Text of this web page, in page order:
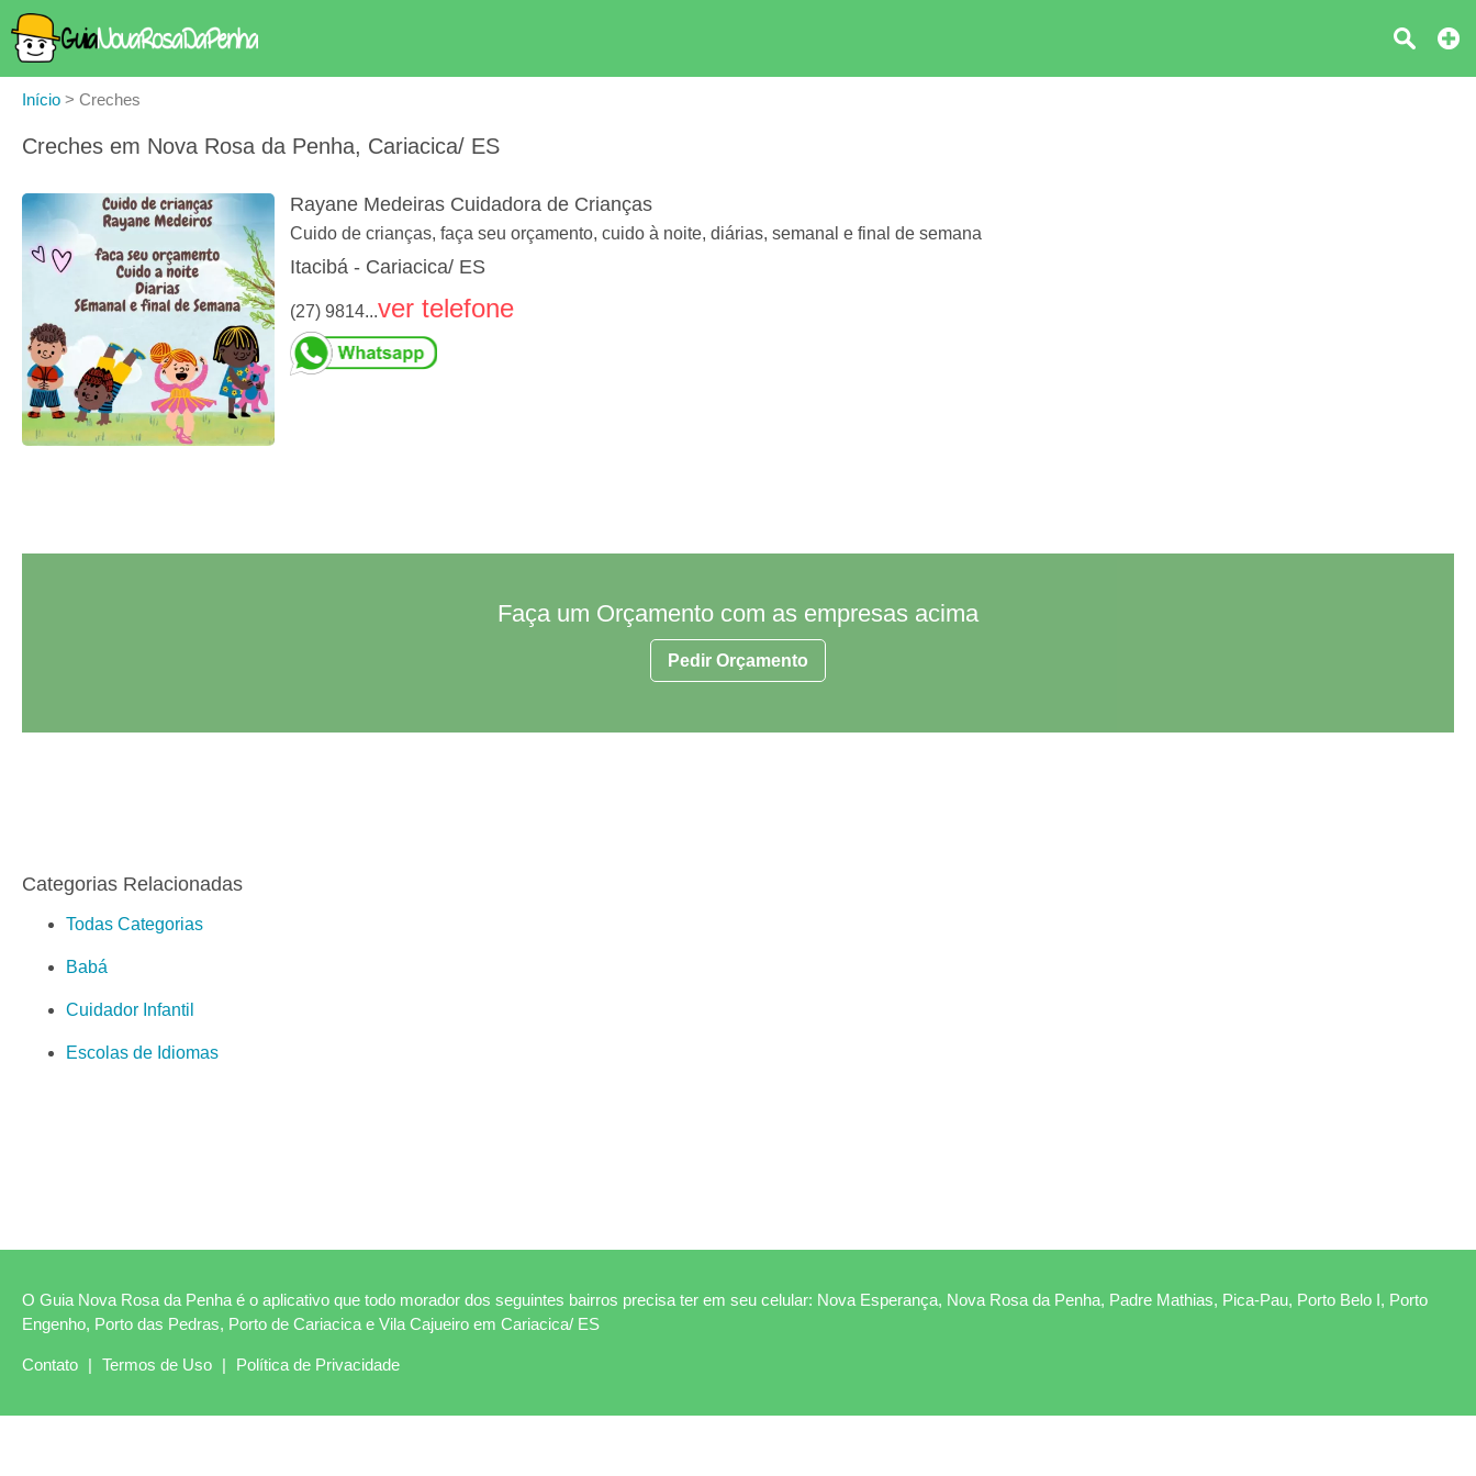
Início > Creches
Creches em Nova Rosa da Penha, Cariacica/ ES
Rayane Medeiras Cuidadora de Crianças
Cuido de crianças, faça seu orçamento, cuido à noite, diárias, semanal e final de semana
Itacibá - Cariacica/ ES
(27) 9814...ver telefone
Faça um Orçamento com as empresas acima
Pedir Orçamento
Categorias Relacionadas
Todas Categorias
Babá
Cuidador Infantil
Escolas de Idiomas
O Guia Nova Rosa da Penha é o aplicativo que todo morador dos seguintes bairros precisa ter em seu celular: Nova Esperança, Nova Rosa da Penha, Padre Mathias, Pica-Pau, Porto Belo I, Porto
Engenho, Porto das Pedras, Porto de Cariacica e Vila Cajueiro em Cariacica/ ES
Contato | Termos de Uso | Política de Privacidade